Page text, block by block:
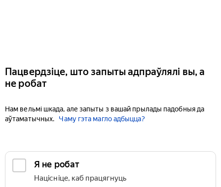
Пацвердзіце, што запыты адпраўлялі вы, а
не робат
Нам вельмі шкада, але запыты з вашай прылады падобныя да
аўтаматычных.
Чаму гэта магло адбыцца?
Я не робат
Націсніце, каб працягнуць